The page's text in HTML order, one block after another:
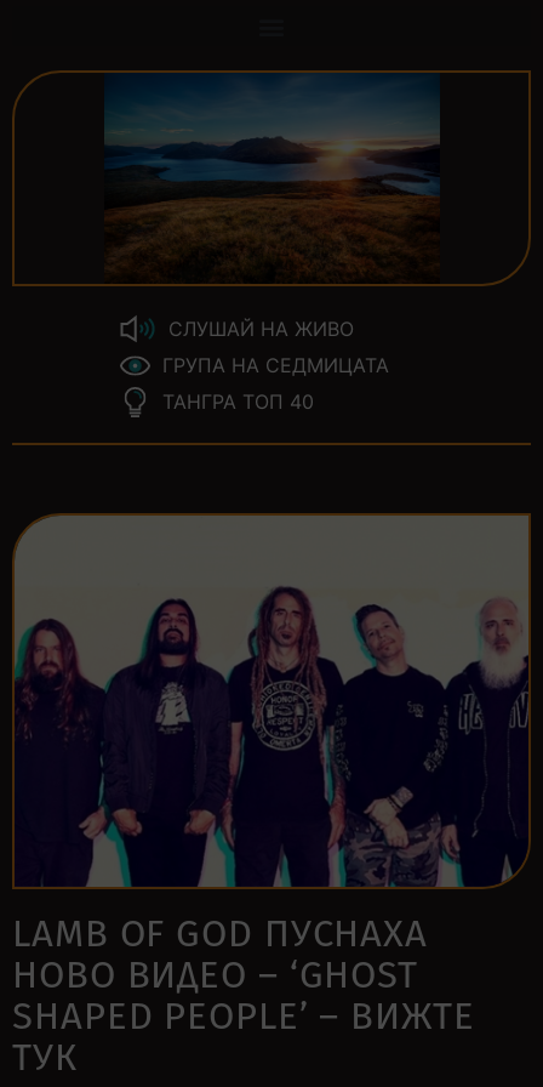
СЛУШАЙ НА ЖИВО
ГРУПА НА СЕДМИЦАТА
ТАНГРА ТОП 40
LAMB OF GOD ПУСНАХА
НОВО ВИДЕО – ‘GHOST
SHAPED PEOPLE’ – ВИЖТЕ
ТУК